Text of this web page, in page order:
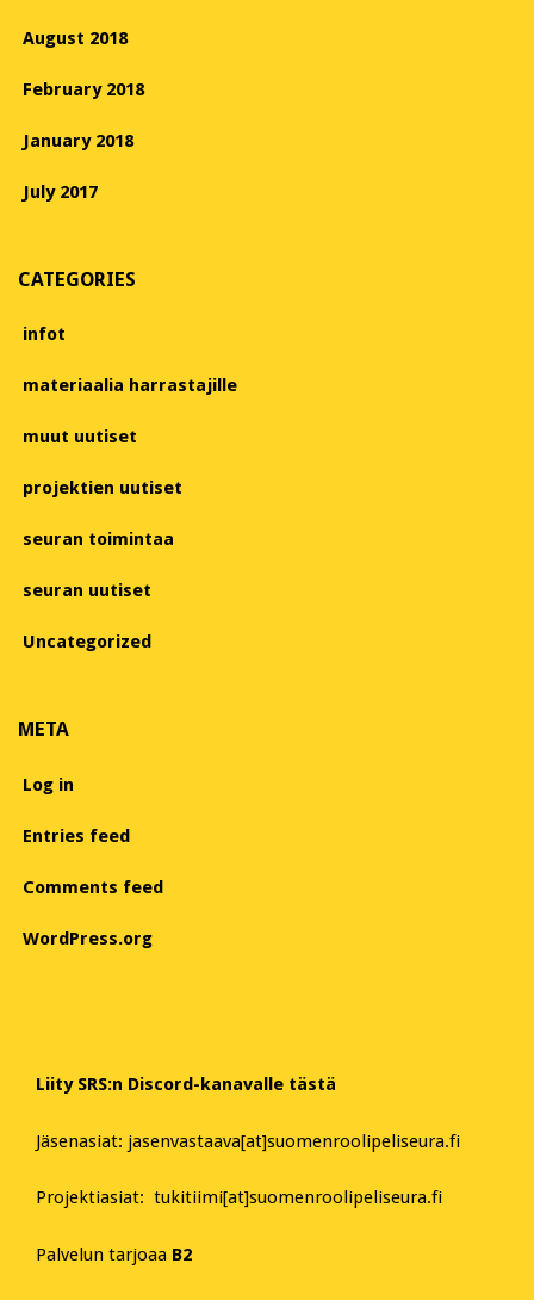
August 2018
February 2018
January 2018
July 2017
CATEGORIES
infot
materiaalia harrastajille
muut uutiset
projektien uutiset
seuran toimintaa
seuran uutiset
Uncategorized
META
Log in
Entries feed
Comments feed
WordPress.org
Liity SRS:n Discord-kanavalle tästä
Jäsenasiat: jasenvastaava[at]suomenroolipeliseura.fi
Projektiasiat: tukitiimi[at]suomenroolipeliseura.fi
Palvelun tarjoaa B2